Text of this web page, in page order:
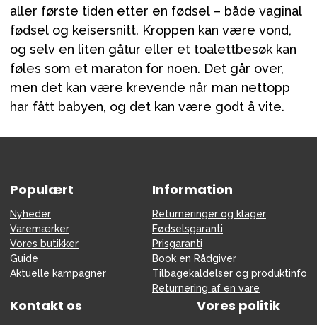
aller første tiden etter en fødsel – både vaginal
fødsel og keisersnitt. Kroppen kan være vond,
og selv en liten gåtur eller et toalettbesøk kan
føles som et maraton for noen. Det går over,
men det kan være krevende når man nettopp
har fått babyen, og det kan være godt å vite.
Populært
Nyheder
Varemærker
Vores butikker
Guide
Aktuelle kampagner
Information
Returneringer og klager
Fødselsgaranti
Prisgaranti
Book en Rådgiver
Tilbagekaldelser og produktinfo
Returnering af en vare
Kontakt os Vores politik